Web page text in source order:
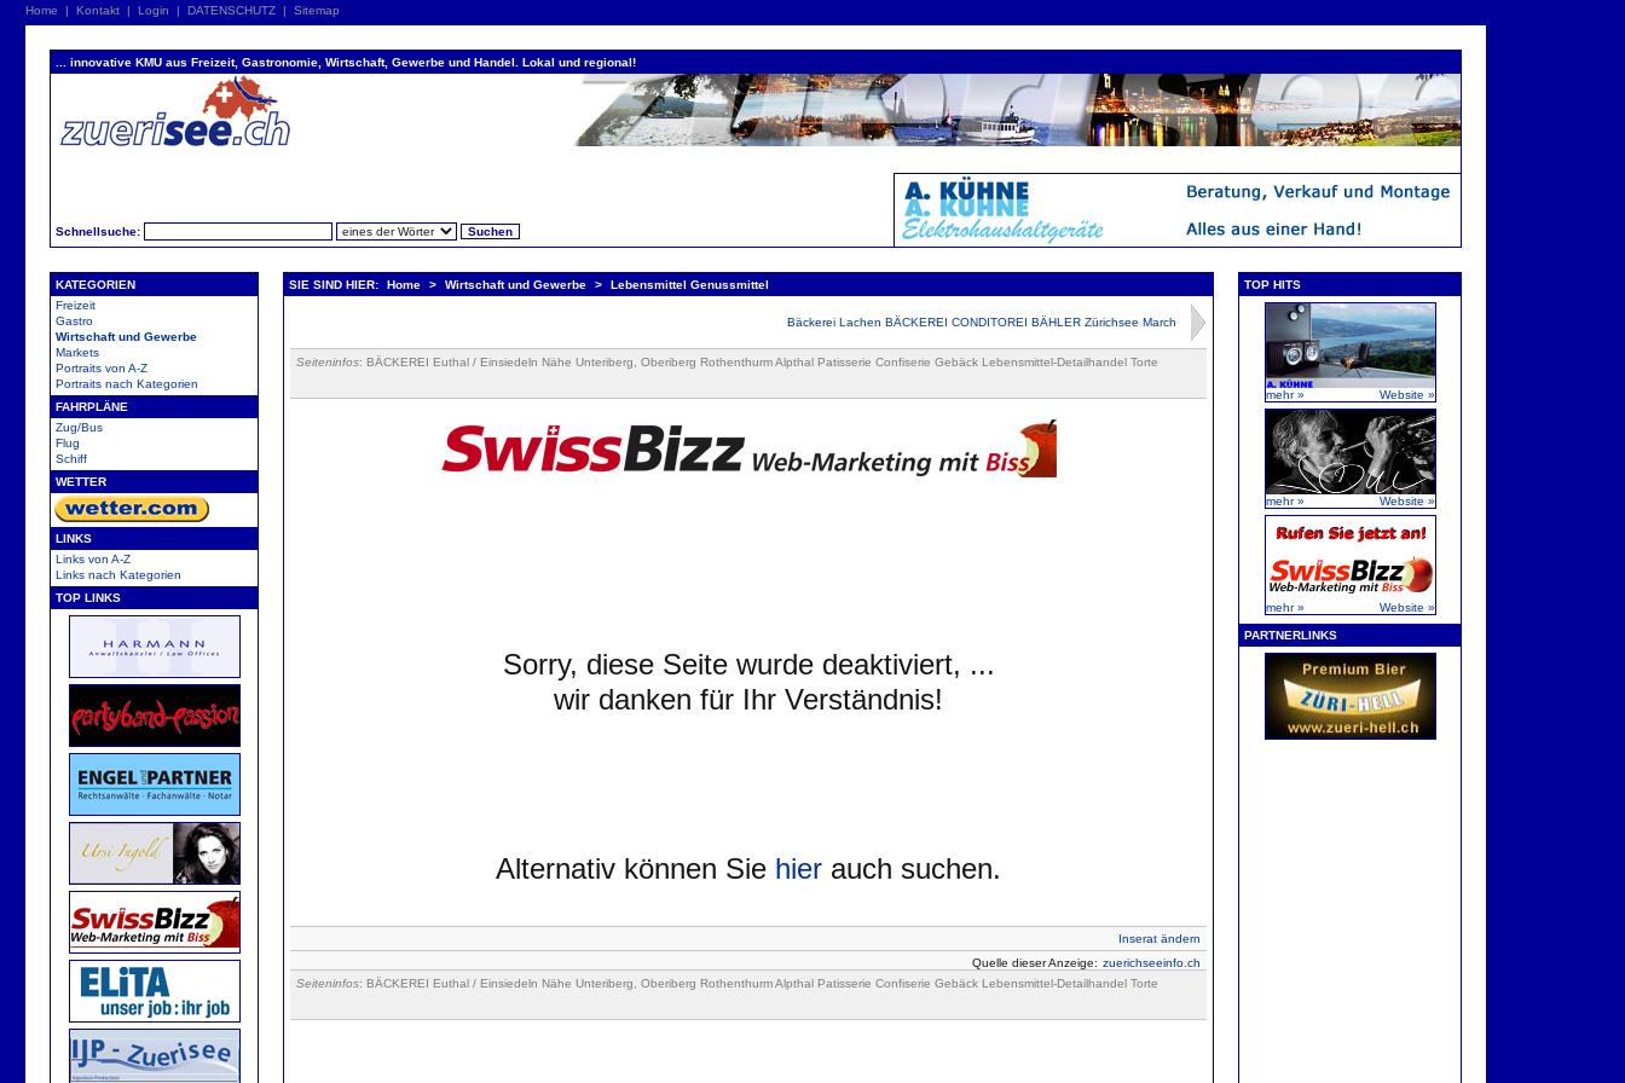
Home | Kontakt | Login | DATENSCHUTZ | Sitemap
... innovative KMU aus Freizeit, Gastronomie, Wirtschaft, Gewerbe und Handel. Lokal und regional!
Schnellsuche:
KATEGORIEN
Freizeit
Gastro
Wirtschaft und Gewerbe
Markets
Portraits von A-Z
Portraits nach Kategorien
FAHRPLÄNE
Zug/Bus
Flug
Schiff
WETTER
LINKS
Links von A-Z
Links nach Kategorien
TOP LINKS
SIE SIND HIER: Home > Wirtschaft und Gewerbe > Lebensmittel Genussmittel
Bäckerei Lachen BÄCKEREI CONDITOREI BÄHLER Zürichsee March
Seiteninfos: BÄCKEREI Euthal / Einsiedeln Nähe Unteriberg, Oberiberg Rothenthurm Alpthal Patisserie Confiserie Gebäck Lebensmittel-Detailhandel Torte
Sorry, diese Seite wurde deaktiviert, ...
wir danken für Ihr Verständnis!
Alternativ können Sie hier auch suchen.
Inserat ändern
Quelle dieser Anzeige: zuerichseeinfo.ch
Seiteninfos: BÄCKEREI Euthal / Einsiedeln Nähe Unteriberg, Oberiberg Rothenthurm Alpthal Patisserie Confiserie Gebäck Lebensmittel-Detailhandel Torte
TOP HITS
mehr » Website »
mehr » Website »
mehr » Website »
PARTNERLINKS